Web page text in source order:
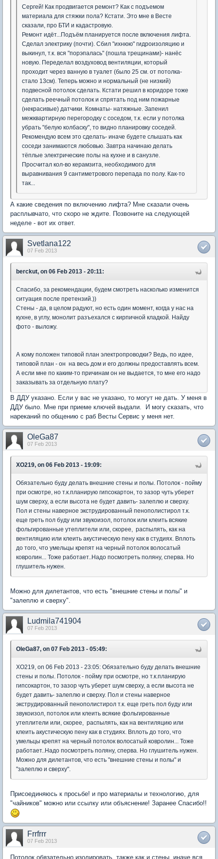
Сергей! Как продвигается ремонт? Как с подъемом
материала для стяжки пола? Кстати. Это мне в Весте
сказали, про БТИ и кадастровую.
Ремонт идёт...Подъём планируется после включения лифта.
Сделал электрику (почти). Сбил "ихнюю" гидроизоляцию и
выкинул, т.к. вся "порэпалась" (пошла трещинами)- нанёс
новую. Переделал воздуховод вентиляции, который
проходит через ванную в туалет (было 25 см. от потолка-
стало 13см). Теперь можно и нормальный (не низкий)
подвесной потолок сделать. Кстати решил в коридоре тоже
сделать реечный потолок и спрятать под ним пожарные
(некрасивые) датчики. Комнаты- натяжные. Запенил
межквартирную перегородку с соседом, т.к. если у потолка
убрать "белую колбаску", то видно планировку соседей.
Рекомендую всем это сделать- иначе будете слышать как
соседи занимаются любовью. Завтра начинаю делать
тёплые электрические полы на кухне и в санузле.
Просчитал кол-во керамзита, необходимого для
выравнивания 9 сантиметрового перепада по полу. Как-то
так...
А какие сведения по включению лифта? Мне сказали очень
расплывчато, что скоро не ждите. Позвоните на следующей
неделе - вот их ответ.
Svetlana122
07 Feb 2013
berckut, on 06 Feb 2013 - 20:11:
Спасибо, за рекомендации, будем смотреть насколько изменится
ситуация после претензий.))
Стены - да, в целом радуют, но есть один момент, когда у нас на
кухне, в углу, монолит разъехался с кирпичной кладкой. Найду
фото - выложу.
А кому положен типовой план электропроводки? Ведь, по идее,
типовой план - он на весь дом и его должны предоставлять всем.
А если мне по каким-то причинам он не выдается, то мне его надо
заказывать за отдельную плату?
В ДДУ указано. Если у вас не указано, то могут не дать. У меня в
ДДУ было. Мне при приеме ключей выдали. И могу сказать, что
нареканий по общению с раб Весты Сервис у меня нет.
OleGa87
07 Feb 2013
XO219, on 06 Feb 2013 - 19:09:
Обязательно буду делать внешние стены и полы. Потолок - пойму
при осмотре, но т.к.планирую гипсокартон, то зазор чуть уберет
шум сверху, а если высота не будет давить- залеплю и сверху.
Пол и стены наверное экструдированный пенополистирол т.к.
еще греть пол буду или звукоизол, потолок или клеить всякие
фольгированные утеплители или, скорее, распылять, как на
вентиляцию или клеить акустическую пену как в студиях. Вплоть
до того, что умельцы крепят на черный потолок волосатый
ковролин... Тоже работает..Надо посмотреть поляну, сперва. Но
глушитель нужен.
Можно для дилетантов, что есть "внешние стены и полы" и
"залеплю и сверху".
Ludmila741904
07 Feb 2013
OleGa87, on 07 Feb 2013 - 05:49:
XO219, on 06 Feb 2013 - 23:05: Обязательно буду делать внешние
стены и полы. Потолок - пойму при осмотре, но т.к.планирую
гипсокартон, то зазор чуть уберет шум сверху, а если высота не
будет давить- залеплю и сверху. Пол и стены наверное
экструдированный пенополистирол т.к. еще греть пол буду или
звукоизол, потолок или клеить всякие фольгированные
утеплители или, скорее, распылять, как на вентиляцию или
клеить акустическую пену как в студиях. Вплоть до того, что
умельцы крепят на черный потолок волосатый ковролин... Тоже
работает..Надо посмотреть поляну, сперва. Но глушитель нужен.
Можно для дилетантов, что есть "внешние стены и полы" и
"залеплю и сверху".
Присоединяюсь к просьбе! и про материалы и технологию, для
"чайников" можно или ссылку или объяснение! Заранее Спасибо!!
Frrfrrr
07 Feb 2013
Потолок обязательно изолировать, также как и стены, иначе вся